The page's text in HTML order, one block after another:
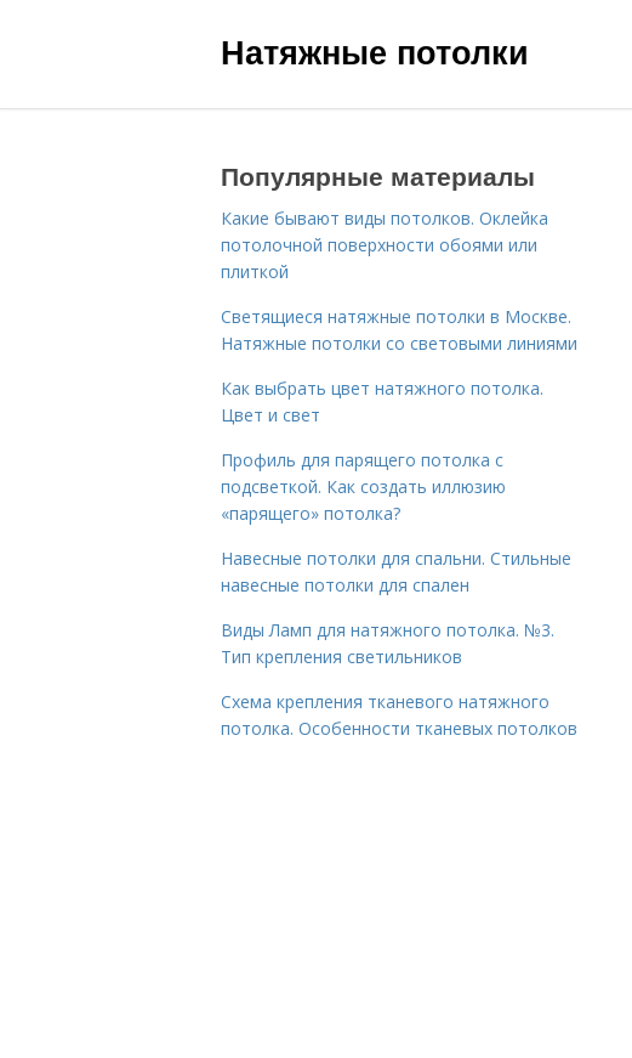
Натяжные потолки
Популярные материалы
Какие бывают виды потолков. Оклейка
потолочной поверхности обоями или
плиткой
Светящиеся натяжные потолки в Москве.
Натяжные потолки со световыми линиями
Как выбрать цвет натяжного потолка.
Цвет и свет
Профиль для парящего потолка с
подсветкой. Как создать иллюзию
«парящего» потолка?
Навесные потолки для спальни. Стильные
навесные потолки для спален
Виды Ламп для натяжного потолка. №3.
Тип крепления светильников
Схема крепления тканевого натяжного
потолка. Особенности тканевых потолков